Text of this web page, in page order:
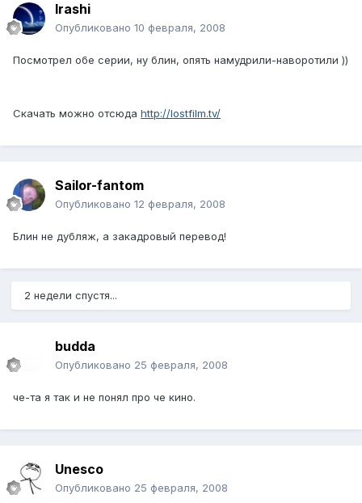
Irashi
Опубликовано 10 февраля, 2008
Посмотрел обе серии, ну блин, опять намудрили-наворотили ))
Скачать можно отсюда http://lostfilm.tv/
Sailor-fantom
Опубликовано 12 февраля, 2008
Блин не дубляж, а закадровый перевод!
2 недели спустя...
budda
Опубликовано 25 февраля, 2008
че-та я так и не понял про че кино.
Unesco
Опубликовано 25 февраля, 2008